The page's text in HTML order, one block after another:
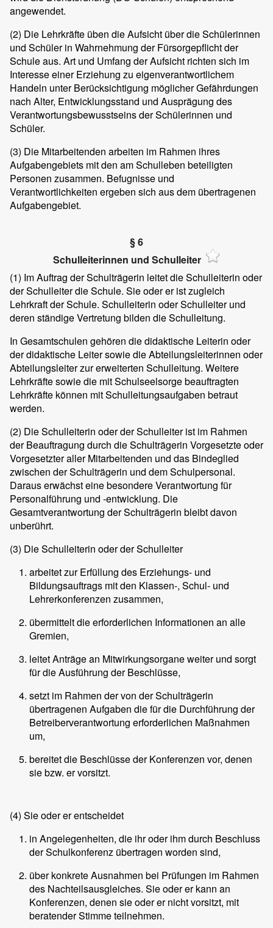
angewendet.
(2) Die Lehrkräfte üben die Aufsicht über die Schülerinnen
und Schüler in Wahrnehmung der Fürsorgepflicht der
Schule aus. Art und Umfang der Aufsicht richten sich im
Interesse einer Erziehung zu eigenverantwortlichem
Handeln unter Berücksichtigung möglicher Gefährdungen
nach Alter, Entwicklungsstand und Ausprägung des
Verantwortungsbewusstseins der Schülerinnen und
Schüler.
(3) Die Mitarbeitenden arbeiten im Rahmen ihres
Aufgabengebiets mit den am Schulleben beteiligten
Personen zusammen. Befugnisse und
Verantwortlichkeiten ergeben sich aus dem übertragenen
Aufgabengebiet.
§ 6
Schulleiterinnen und Schulleiter
(1) Im Auftrag der Schulträgerin leitet die Schulleiterin oder
der Schulleiter die Schule. Sie oder er ist zugleich
Lehrkraft der Schule. Schulleiterin oder Schulleiter und
deren ständige Vertretung bilden die Schulleitung.
In Gesamtschulen gehören die didaktische Leiterin oder
der didaktische Leiter sowie die Abteilungsleiterinnen oder
Abteilungsleiter zur erweiterten Schulleitung. Weitere
Lehrkräfte sowie die mit Schulseelsorge beauftragten
Lehrkräfte können mit Schulleitungsaufgaben betraut
werden.
(2) Die Schulleiterin oder der Schulleiter ist im Rahmen
der Beauftragung durch die Schulträgerin Vorgesetzte oder
Vorgesetzter aller Mitarbeitenden und das Bindeglied
zwischen der Schulträgerin und dem Schulpersonal.
Daraus erwächst eine besondere Verantwortung für
Personalführung und -entwicklung. Die
Gesamtverantwortung der Schulträgerin bleibt davon
unberührt.
(3) Die Schulleiterin oder der Schulleiter
arbeitet zur Erfüllung des Erziehungs- und
Bildungsauftrags mit den Klassen-, Schul- und
Lehrerkonferenzen zusammen,
übermittelt die erforderlichen Informationen an alle
Gremien,
leitet Anträge an Mitwirkungsorgane weiter und sorgt
für die Ausführung der Beschlüsse,
setzt im Rahmen der von der Schulträgerin
übertragenen Aufgaben die für die Durchführung der
Betreiberverantwortung erforderlichen Maßnahmen
um,
bereitet die Beschlüsse der Konferenzen vor, denen
sie bzw. er vorsitzt.
(4) Sie oder er entscheidet
in Angelegenheiten, die ihr oder ihm durch Beschluss
der Schulkonferenz übertragen worden sind,
über konkrete Ausnahmen bei Prüfungen im Rahmen
des Nachteilsausgleiches. Sie oder er kann an
Konferenzen, denen sie oder er nicht vorsitzt, mit
beratender Stimme teilnehmen.